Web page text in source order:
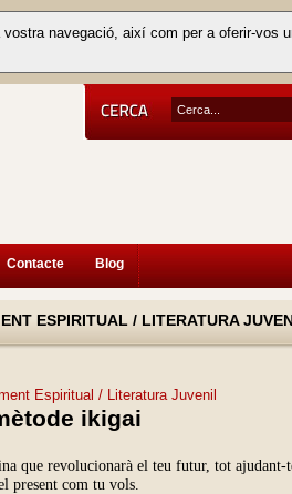
navegació, així com per a oferir-vos
Contacte Blog
ESPIRITUAL / LITERATURA
Espiritual / Literatura Juvenil
ikigai
que revolucionarà el teu futur, tot ajudant-
present com tu vols.